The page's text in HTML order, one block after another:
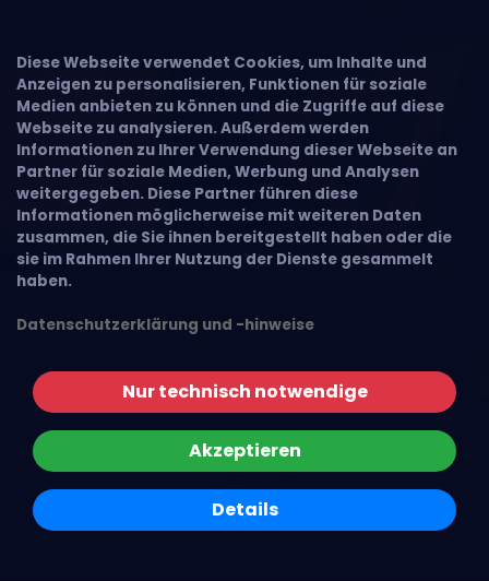
Diese Webseite verwendet Cookies, um Inhalte und
Anzeigen zu personalisieren, Funktionen für soziale
Medien anbieten zu können und die Zugriffe auf diese
Webseite zu analysieren. Außerdem werden
Informationen zu Ihrer Verwendung dieser Webseite an
Partner für soziale Medien, Werbung und Analysen
weitergegeben. Diese Partner führen diese
Informationen möglicherweise mit weiteren Daten
zusammen, die Sie ihnen bereitgestellt haben oder die
sie im Rahmen Ihrer Nutzung der Dienste gesammelt
haben.
Datenschutzerklärung und -hinweise
Nur technisch notwendige
Akzeptieren
Details